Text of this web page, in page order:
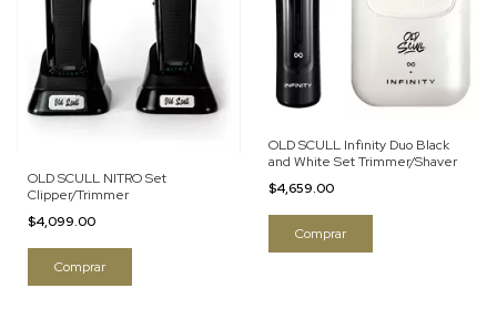
OLD SCULL NITRO Set
Clipper/Trimmer
$4,099.00
OLD SCULL Infinity Duo Black
and White Set Trimmer/Shaver
$4,659.00